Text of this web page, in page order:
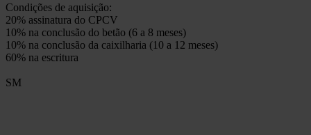
Condições de aquisição:
20% assinatura do CPCV
10% na conclusão do betão (6 a 8 meses)
10% na conclusão da caixilharia (10 a 12 meses)
60% na escritura
SM